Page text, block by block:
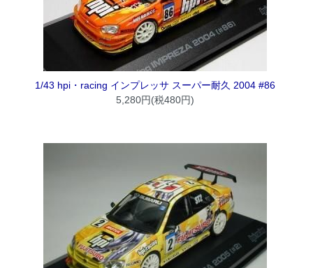
1/43 hpi・racing インプレッサ スーパー耐久 2004 #86
5,280円(税480円)